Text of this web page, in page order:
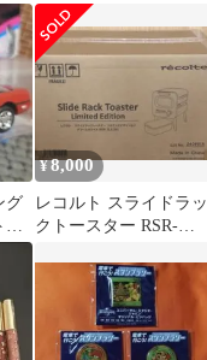
グ
ト
¥8,000
レコルト スライドラッ
クトースター RSR-